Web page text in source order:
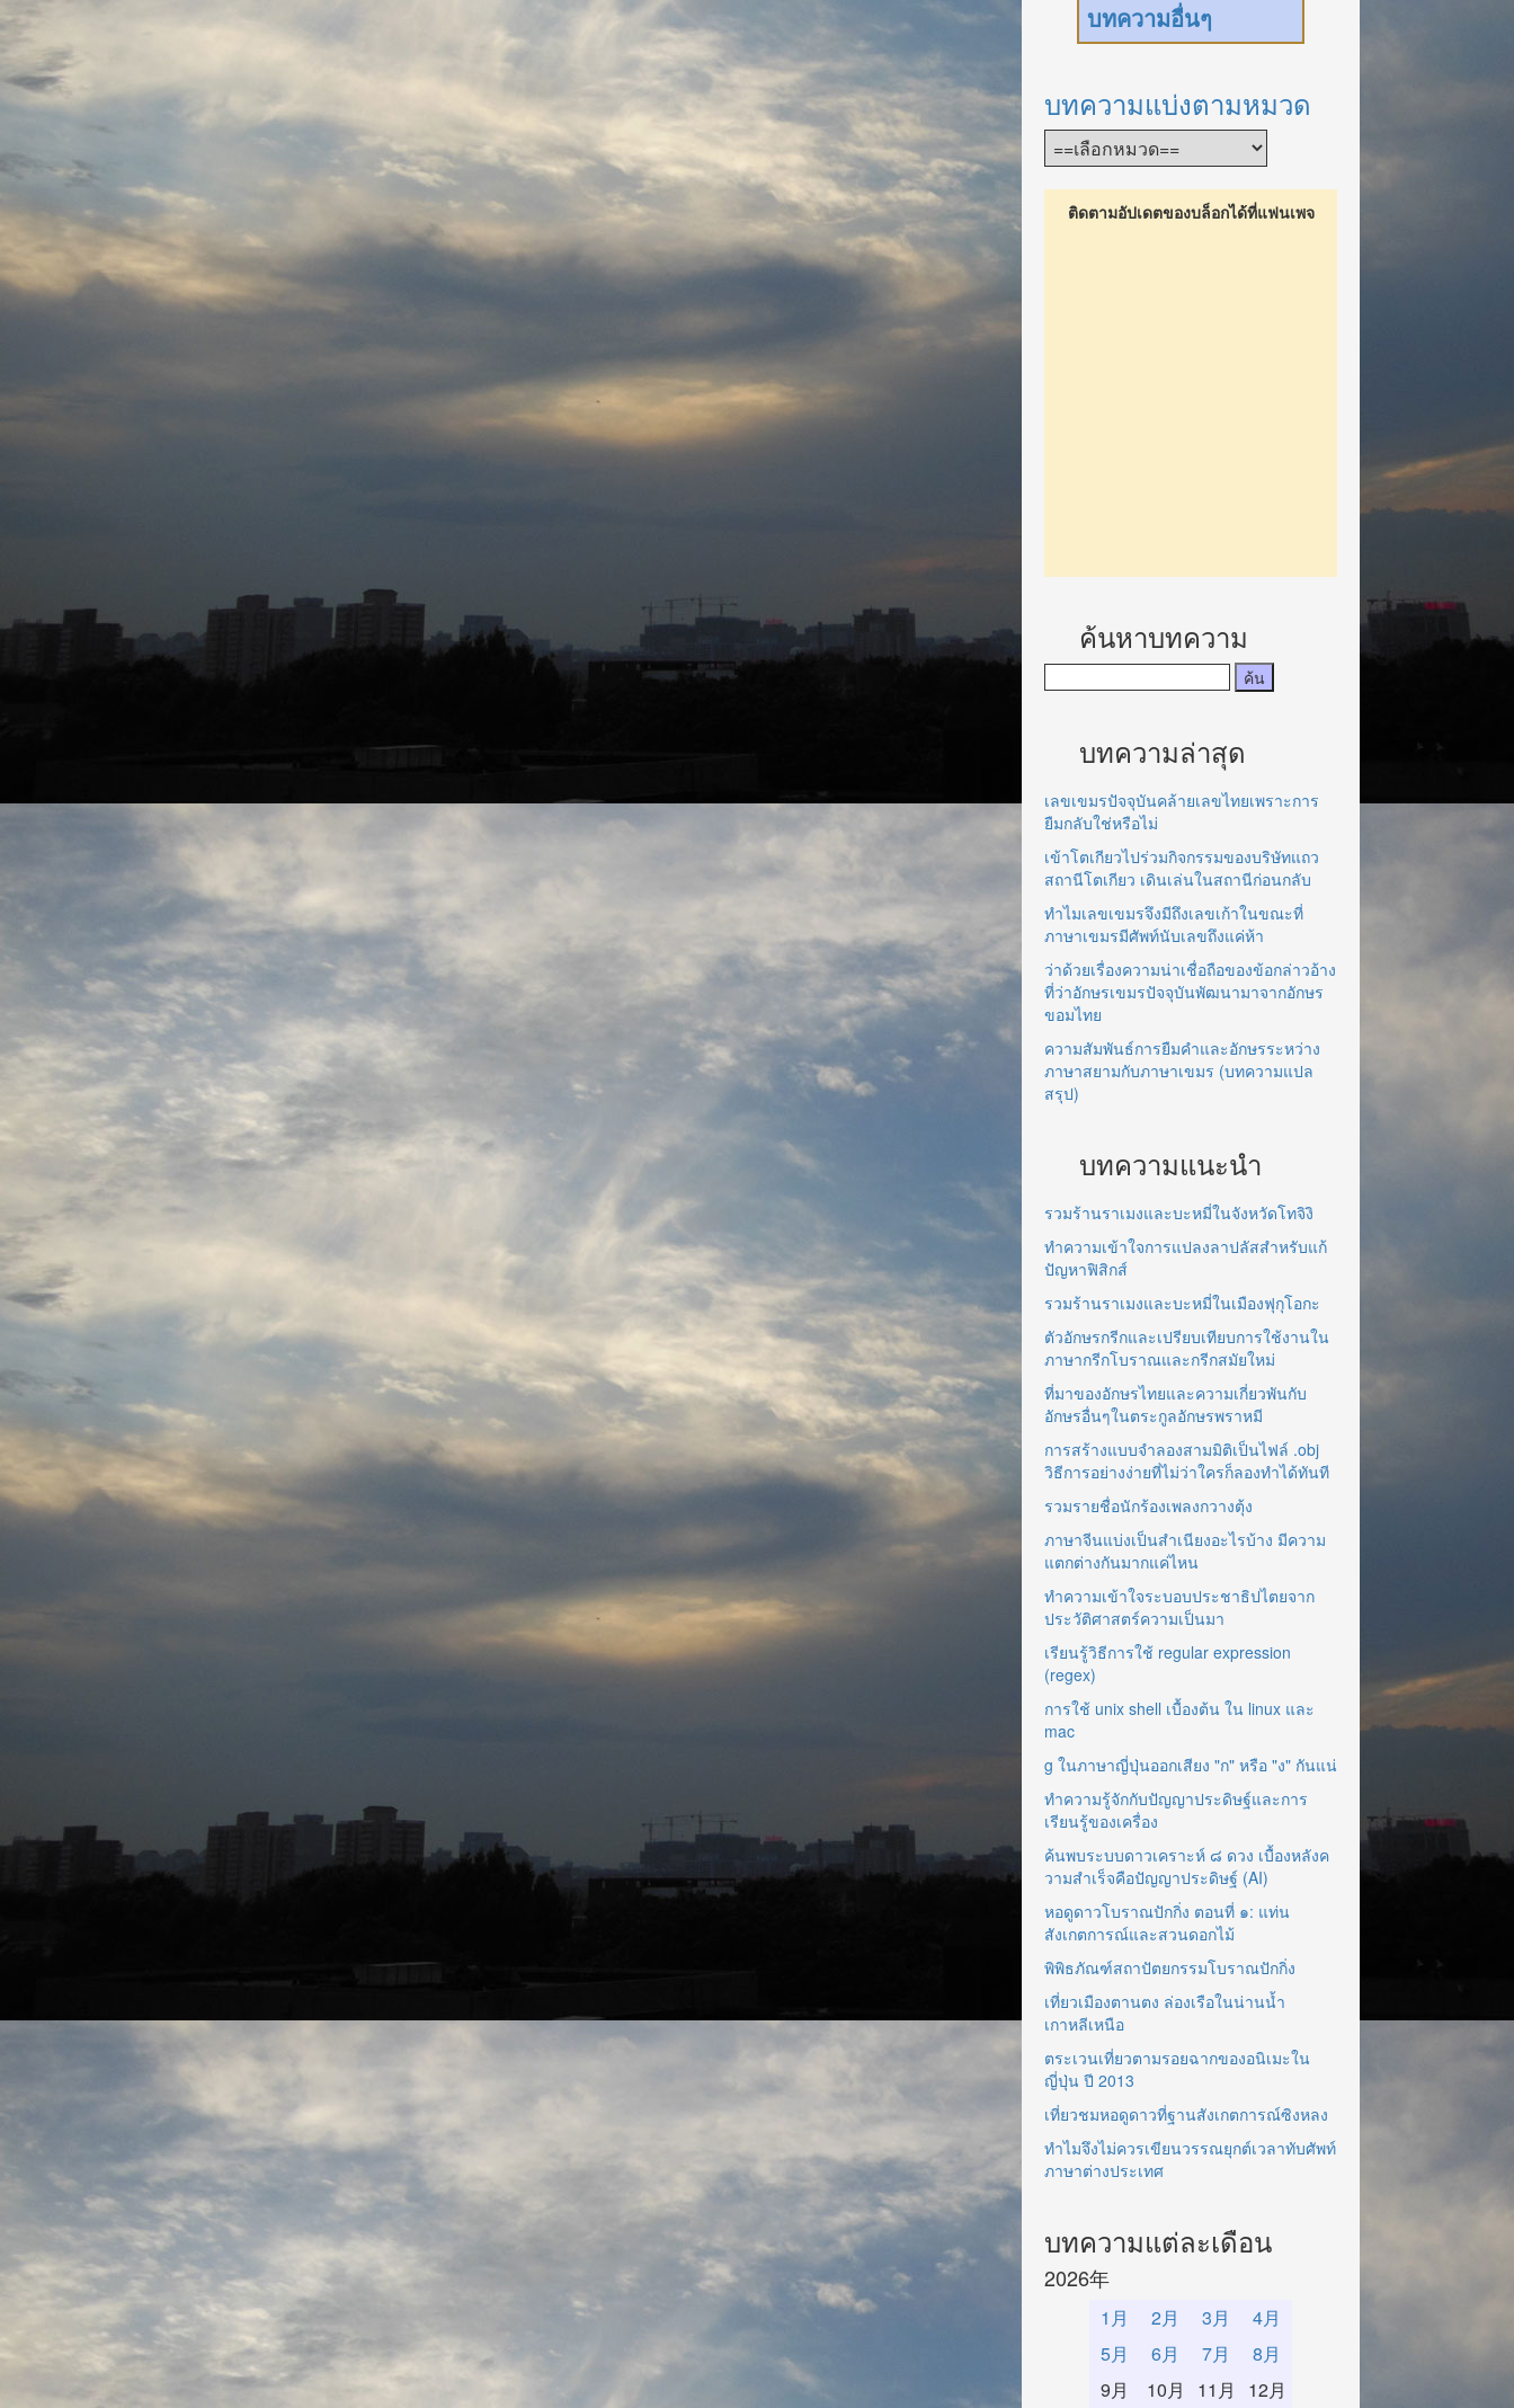
บทความอื่นๆ
บทความแบ่งตามหมวด
ติดตามอัปเดตของบล็อกได้ที่แฟนเพจ
ค้นหาบทความ
บทความล่าสุด
เลขเขมรปัจจุบันคล้ายเลขไทยเพราะการ
ยืมกลับใช่หรือไม่
เข้าโตเกียวไปร่วมกิจกรรมของบริษัทแถว
สถานีโตเกียว เดินเล่นในสถานีก่อนกลับ
ทำไมเลขเขมรจึงมีถึงเลขเก้าในขณะที่
ภาษาเขมรมีศัพท์นับเลขถึงแค่ห้า
ว่าด้วยเรื่องความน่าเชื่อถือของข้อกล่าวอ้าง
ที่ว่าอักษรเขมรปัจจุบันพัฒนามาจากอักษร
ขอมไทย
ความสัมพันธ์การยืมคำและอักษรระหว่าง
ภาษาสยามกับภาษาเขมร (บทความแปล
สรุป)
บทความแนะนำ
รวมร้านราเมงและบะหมี่ในจังหวัดโทจิงิ
ทำความเข้าใจการแปลงลาปลัสสำหรับแก้
ปัญหาฟิสิกส์
รวมร้านราเมงและบะหมี่ในเมืองฟุกุโอกะ
ตัวอักษรกรีกและเปรียบเทียบการใช้งานใน
ภาษากรีกโบราณและกรีกสมัยใหม่
ที่มาของอักษรไทยและความเกี่ยวพันกับ
อักษรอื่นๆในตระกูลอักษรพราหมี
การสร้างแบบจำลองสามมิติเป็นไฟล์ .obj
วิธีการอย่างง่ายที่ไม่ว่าใครก็ลองทำได้ทันที
รวมรายชื่อนักร้องเพลงกวางตุ้ง
ภาษาจีนแบ่งเป็นสำเนียงอะไรบ้าง มีความ
แตกต่างกันมากแค่ไหน
ทำความเข้าใจระบอบประชาธิปไตยจาก
ประวัติศาสตร์ความเป็นมา
เรียนรู้วิธีการใช้ regular expression
(regex)
การใช้ unix shell เบื้องต้น ใน linux และ
mac
g ในภาษาญี่ปุ่นออกเสียง "ก" หรือ "ง" กันแน่
ทำความรู้จักกับปัญญาประดิษฐ์และการ
เรียนรู้ของเครื่อง
ค้นพบระบบดาวเคราะห์ ๘ ดวง เบื้องหลังค
วามสำเร็จคือปัญญาประดิษฐ์ (AI)
หอดูดาวโบราณปักกิ่ง ตอนที่ ๑: แท่น
สังเกตการณ์และสวนดอกไม้
พิพิธภัณฑ์สถาปัตยกรรมโบราณปักกิ่ง
เที่ยวเมืองตานตง ล่องเรือในน่านน้ำ
เกาหลีเหนือ
ตระเวนเที่ยวตามรอยฉากของอนิเมะใน
ญี่ปุ่น ปี 2013
เที่ยวชมหอดูดาวที่ฐานสังเกตการณ์ซิงหลง
ทำไมจึงไม่ควรเขียนวรรณยุกต์เวลาทับศัพท์
ภาษาต่างประเทศ
บทความแต่ละเดือน
2026年
1月 2月 3月
4月
5月
6月 7月
8月
9月
10月 11月 12月